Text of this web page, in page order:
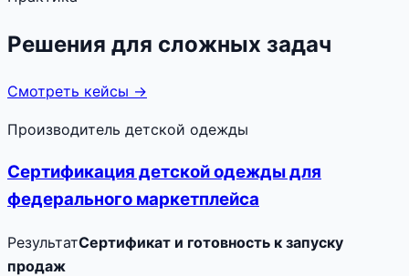
Решения для сложных задач
Смотреть кейсы →
Производитель детской одежды
Сертификация детской одежды для
федерального маркетплейса
РезультатСертификат и готовность к запуску
продаж